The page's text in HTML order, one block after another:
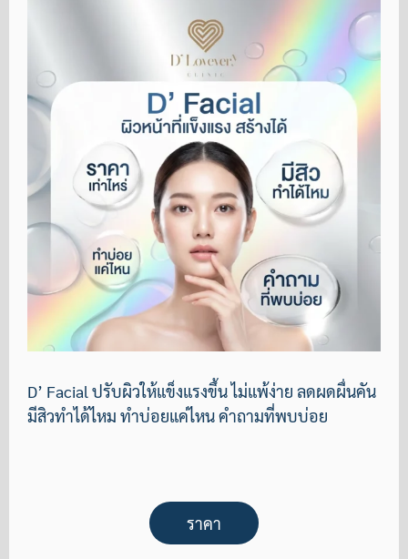
D’ Facial ปรับผิวให้แข็งแรงขึ้น ไม่แพ้ง่าย ลดผดผื่นคัน
มีสิวทำได้ไหม ทำบ่อยแค่ไหน คำถามที่พบบ่อย
ราคา